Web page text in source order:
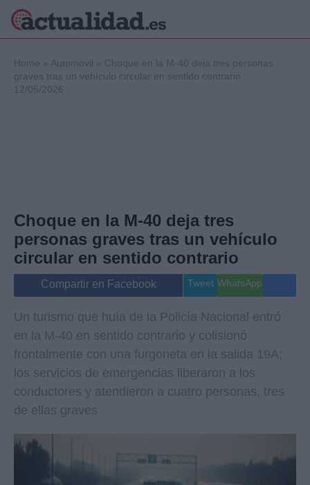
Internacional
Viajes
Gente
Musica
Home » Automovil » Choque en la M-40 deja tres personas
graves tras un vehículo circular en sentido contrario
12/05/2026
Choque en la M-40 deja tres
personas graves tras un vehículo
circular en sentido contrario
Compartir en Facebook Tweet WhatsApp
Un turismo que huía de la Policía Nacional entró
en la M-40 en sentido contrario y colisionó
frontalmente con una furgoneta en la salida 19A;
los servicios de emergencias liberaron a los
conductores y atendieron a cuatro personas, tres
de ellas graves